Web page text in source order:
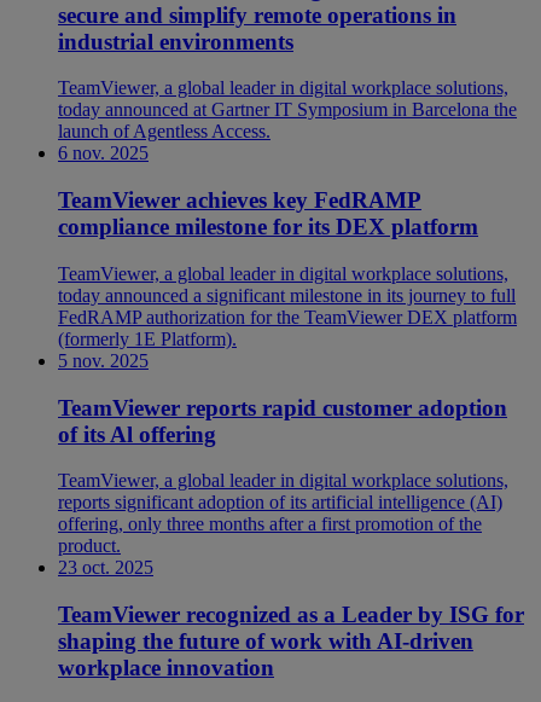
secure and simplify remote operations in
industrial environments
TeamViewer, a global leader in digital workplace solutions,
today announced at Gartner IT Symposium in Barcelona the
launch of Agentless Access.
6 nov. 2025
TeamViewer achieves key FedRAMP
compliance milestone for its DEX platform
TeamViewer, a global leader in digital workplace solutions,
today announced a significant milestone in its journey to full
FedRAMP authorization for the TeamViewer DEX platform
(formerly 1E Platform).
5 nov. 2025
TeamViewer reports rapid customer adoption
of its Al offering
TeamViewer, a global leader in digital workplace solutions,
reports significant adoption of its artificial intelligence (AI)
offering, only three months after a first promotion of the
product.
23 oct. 2025
TeamViewer recognized as a Leader by ISG for
shaping the future of work with AI-driven
workplace innovation